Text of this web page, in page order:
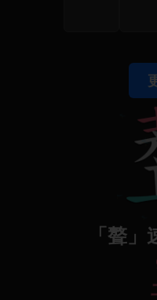
「聱